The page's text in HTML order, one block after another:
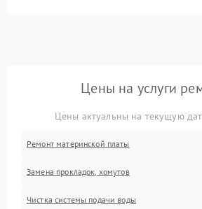
Цены на услуги
Цены актуальны на текущую
Ремонт материнской платы
Замена прокладок, хомутов
Чистка системы подачи воды